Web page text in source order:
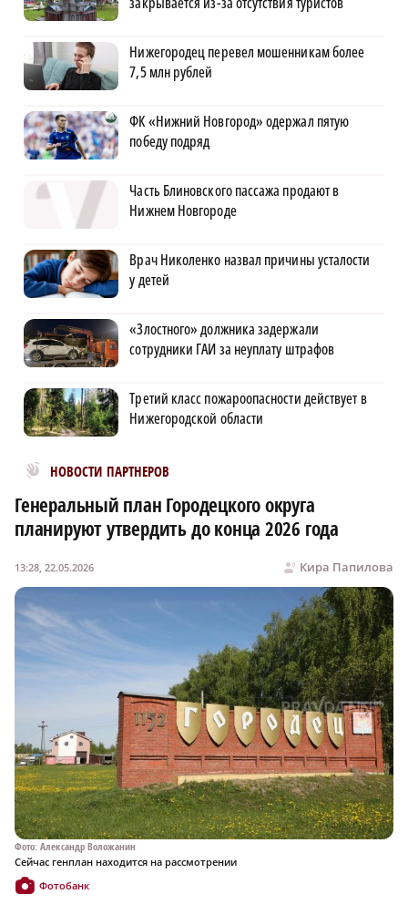
Нижегородец перевел мошенникам более
7,5 млн рублей
ФК «Нижний Новгород» одержал пятую
победу подряд
Часть Блиновского пассажа продают в
Нижнем Новгороде
Врач Николенко назвал причины усталости
у детей
«Злостного» должника задержали
сотрудники ГАИ за неуплату штрафов
Третий класс пожароопасности действует в
Нижегородской области
НОВОСТИ ПАРТНЕРОВ
Новости МирТесен
Генеральный план Городецкого округа
планируют утвердить до конца 2026 года
Кира Папилова
13:28, 22.05.2026
Фото: Александр Воложанин
Сейчас генплан находится на рассмотрении
Фотобанк